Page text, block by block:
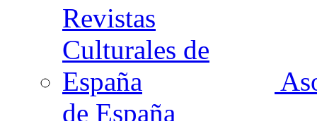
de España